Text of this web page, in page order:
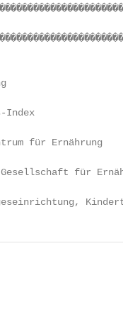
Index
für Ernährung
für